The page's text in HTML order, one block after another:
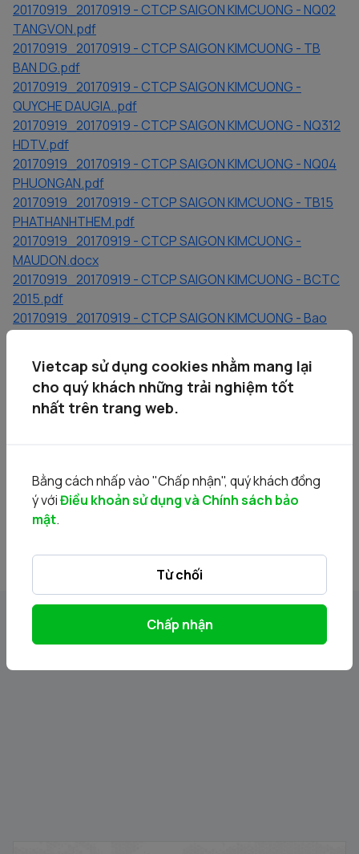
20170919_20170919 - CTCP SAIGON KIMCUONG - NQ02
TANGVON.pdf
20170919_20170919 - CTCP SAIGON KIMCUONG - TB
BAN DG.pdf
20170919_20170919 - CTCP SAIGON KIMCUONG -
QUYCHE DAUGIA..pdf
20170919_20170919 - CTCP SAIGON KIMCUONG - NQ312
HDTV.pdf
20170919_20170919 - CTCP SAIGON KIMCUONG - NQ04
PHUONGAN.pdf
20170919_20170919 - CTCP SAIGON KIMCUONG - TB15
PHATHANHTHEM.pdf
20170919_20170919 - CTCP SAIGON KIMCUONG -
MAUDON.docx
20170919_20170919 - CTCP SAIGON KIMCUONG - BCTC
2015.pdf
20170919_20170919 - CTCP SAIGON KIMCUONG - Bao
20170919_20170919 - CTCP SAIGON KIMCUONG -
CV3700 UBND TPHCM.pdf
20170919_20170919 - CTCP SAIGON KIMCUONG -
CV6212 UBCKNN.pdf
20170919_20170919 - CTCP SAIGON KIMCUONG - DIEU
LE CTCP.pdf
20170919_20170919 - CTCP SAIGON KIMCUONG - BCTC
2016.pdf
Tin liên quan
Vietcap sử dụng cookies nhằm mang lại
cho quý khách những trải nghiệm tốt
nhất trên trang web.
Bằng cách nhấp vào "Chấp nhận", quý khách đồng
ý vớiĐiều khoản sử dụng và Chính sách bảo
mật.
Từ chối
Chấp nhận